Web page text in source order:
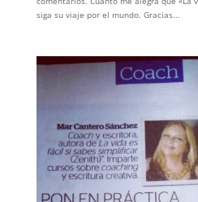
siga su viaje por el mundo. Gracias...